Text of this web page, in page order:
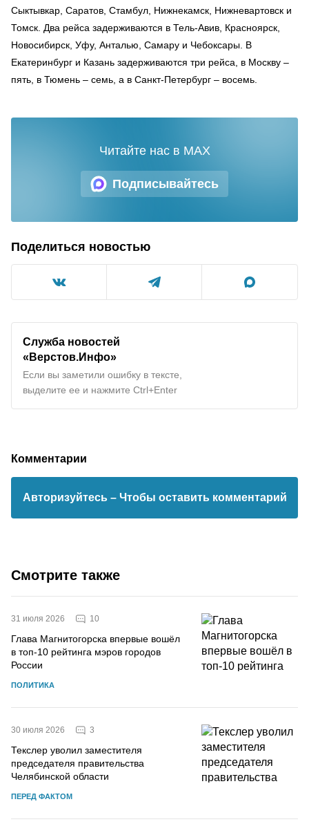
Сыктывкар, Саратов, Стамбул, Нижнекамск, Нижневартовск и
Томск. Два рейса задерживаются в Тель-Авив, Красноярск,
Новосибирск, Уфу, Анталью, Самару и Чебоксары. В
Екатеринбург и Казань задерживаются три рейса, в Москву –
пять, в Тюмень – семь, а в Санкт-Петербург – восемь.
Подписывайтесь
Читайте нас в MAX
Поделиться новостью
Служба новостей
«Верстов.Инфо»
Если вы заметили ошибку в тексте,
выделите ее и нажмите Ctrl+Enter
Комментарии
Авторизуйтесь – Чтобы оставить комментарий
Смотрите также
31 июля 2026 10
Глава Магнитогорска впервые вошёл
в топ-10 рейтинга мэров городов
России
ПОЛИТИКА
30 июля 2026 3
Текслер уволил заместителя
председателя правительства
Челябинской области
ПЕРЕД ФАКТОМ